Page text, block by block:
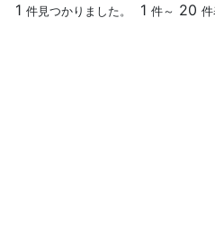
1 件見つかりました。 1 件～ 20